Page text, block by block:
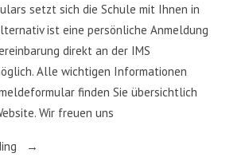
setzt sich die Schule mit Ihnen in
ist eine persönliche Anmeldung
direkt an der IMS
Alle wichtigen Informationen
finden Sie übersichtlich
Wir freuen uns
„Anmeldung